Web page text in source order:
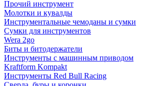
Прочий инструмент
Молотки и кувалды
Инструментальные чемоданы и сумки
Сумки для инструментов
Wera 2go
Биты и битодержатели
Инструменты с машинным приводом
Kraftform Kompakt
Инструменты Red Bull Racing